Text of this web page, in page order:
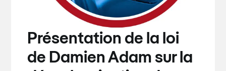
Présentation de la loi
de Damien Adam sur la